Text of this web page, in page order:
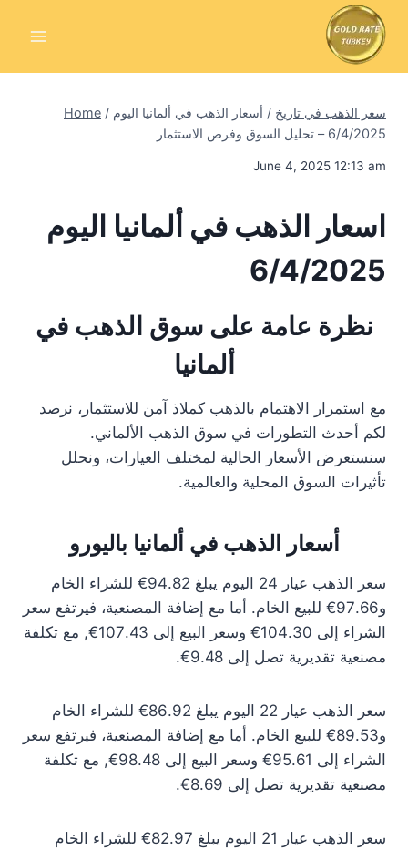
Home / سعر الذهب في تاريخ / أسعار الذهب في ألمانيا اليوم
6/4/2025 – تحليل السوق وفرص الاستثمار
June 4, 2025 12:13 am
اسعار الذهب في ألمانيا اليوم
6/4/2025
نظرة عامة على سوق الذهب في
ألمانيا
مع استمرار الاهتمام بالذهب كملاذ آمن للاستثمار، نرصد
لكم أحدث التطورات في سوق الذهب الألماني.
سنستعرض الأسعار الحالية لمختلف العيارات، ونحلل
تأثيرات السوق المحلية والعالمية.
أسعار الذهب في ألمانيا باليورو
سعر الذهب عيار 24 اليوم يبلغ 94.82€ للشراء الخام
و97.66€ للبيع الخام. أما مع إضافة المصنعية، فيرتفع سعر
الشراء إلى 104.30€ وسعر البيع إلى 107.43€, مع تكلفة
مصنعية تقديرية تصل إلى 9.48€.
سعر الذهب عيار 22 اليوم يبلغ 86.92€ للشراء الخام
و89.53€ للبيع الخام. أما مع إضافة المصنعية، فيرتفع سعر
الشراء إلى 95.61€ وسعر البيع إلى 98.48€, مع تكلفة
مصنعية تقديرية تصل إلى 8.69€.
سعر الذهب عيار 21 اليوم يبلغ 82.97€ للشراء الخام